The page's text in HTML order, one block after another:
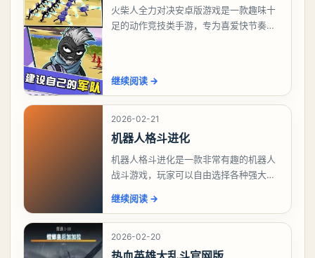
火柴人全力对决安卓版游戏是一款趣味十
足的动作竞技类手游，专为喜爱快节奏战
继续阅读 →
2026-02-21
机器人格斗进化
机器人格斗进化是一款非常有趣的机器人
战斗游戏，玩家可以自由选择各种强大的
和敌人，自由完成各种考验来赢得最终战
斗胜利，给玩家带
继续阅读 →
2026-02-20